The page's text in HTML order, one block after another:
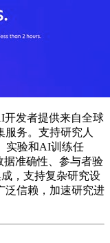
开发者提供来自全球
服务。支持研究人
实验和AI训练任
据准确性、参与者验
，支持复杂研究设
泛信赖，加速研究进